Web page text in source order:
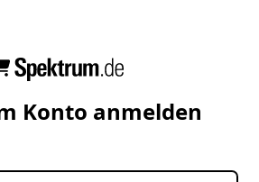
Konto anmelden